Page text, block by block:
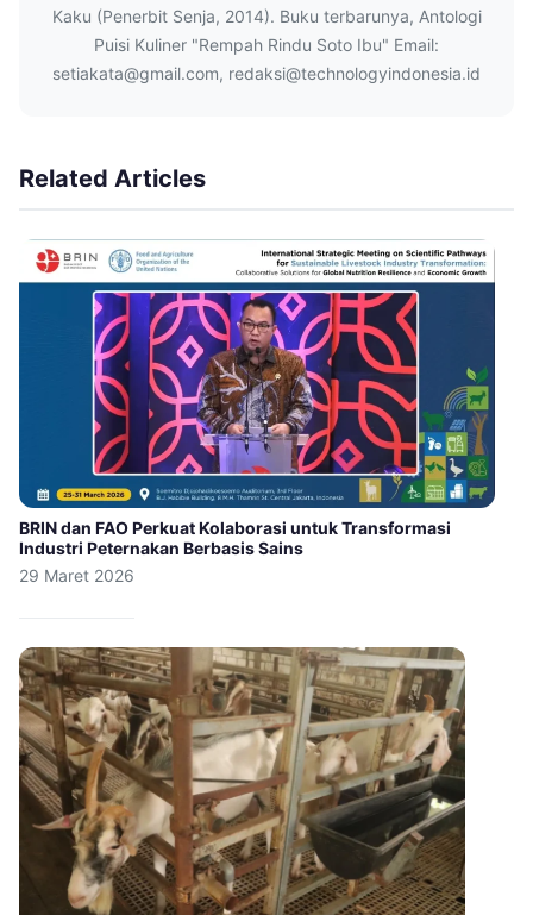
Kaku (Penerbit Senja, 2014). Buku terbarunya, Antologi
Puisi Kuliner "Rempah Rindu Soto Ibu" Email:
setiakata@gmail.com, redaksi@technologyindonesia.id
Related Articles
BRIN dan FAO Perkuat Kolaborasi untuk Transformasi
Industri Peternakan Berbasis Sains
29 Maret 2026